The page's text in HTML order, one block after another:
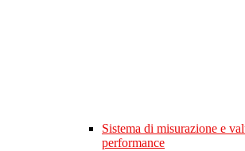
Sistema di misurazione e
performance